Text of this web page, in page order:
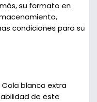
su formato en
condiciones para su
Cola blanca extra
de este